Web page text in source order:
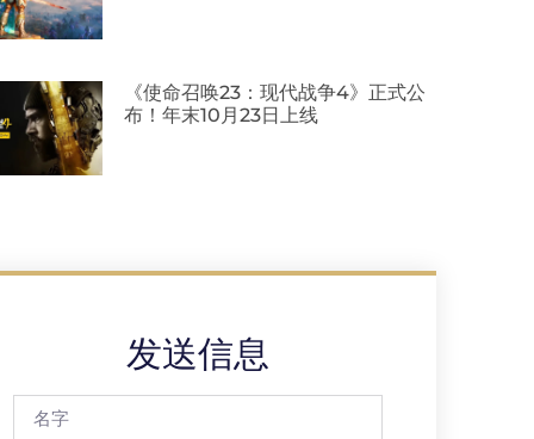
《使命召唤23：现代战争4》正式公
布！年末10月23日上线
发送信息